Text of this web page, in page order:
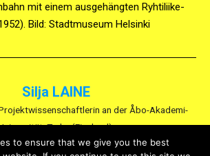
mit einem ausgehängten Ryhtiliike-
Bild: Stadtmuseum Helsinki
Silja LAINE
an der Åbo-Akademi-
Turku (Finnland).
to ensure that we give you the best